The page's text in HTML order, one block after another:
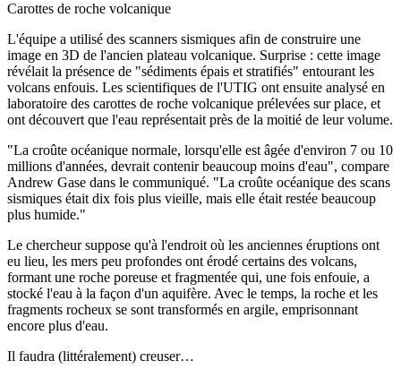
Carottes de roche volcanique
L'équipe a utilisé des scanners sismiques afin de construire une
image en 3D de l'ancien plateau volcanique. Surprise : cette image
révélait la présence de "sédiments épais et stratifiés" entourant les
volcans enfouis. Les scientifiques de l'UTIG ont ensuite analysé en
laboratoire des carottes de roche volcanique prélevées sur place, et
ont découvert que l'eau représentait près de la moitié de leur volume.
"La croûte océanique normale, lorsqu'elle est âgée d'environ 7 ou 10
millions d'années, devrait contenir beaucoup moins d'eau", compare
Andrew Gase dans le communiqué. "La croûte océanique des scans
sismiques était dix fois plus vieille, mais elle était restée beaucoup
plus humide."
Le chercheur suppose qu'à l'endroit où les anciennes éruptions ont
eu lieu, les mers peu profondes ont érodé certains des volcans,
formant une roche poreuse et fragmentée qui, une fois enfouie, a
stocké l'eau à la façon d'un aquifère. Avec le temps, la roche et les
fragments rocheux se sont transformés en argile, emprisonnant
encore plus d'eau.
Il faudra (littéralement) creuser…